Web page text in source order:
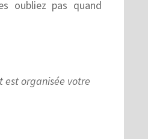
oubliez pas quand
est organisée votre